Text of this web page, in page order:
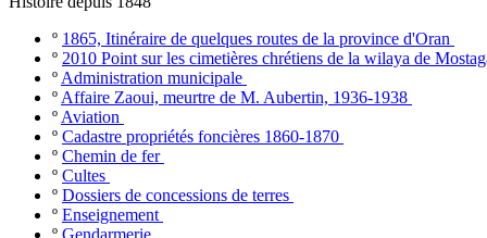
º 1865, Itinéraire de quelques routes de la province d'Oran
º 2010 Point sur les cimetières chrétiens de la wilaya de
º Administration municipale
º Affaire Zaoui, meurtre de M. Aubertin, 1936-1938
º Aviation
º Cadastre propriétés foncières 1860-1870
º Chemin de fer
º Cultes
º Dossiers de concessions de terres
º Enseignement
º Gendarmerie